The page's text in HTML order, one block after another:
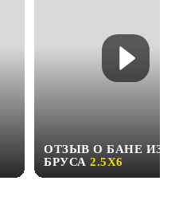
ОТЗЫВ О БАНЕ ИЗ
БРУСА 2.5Х6